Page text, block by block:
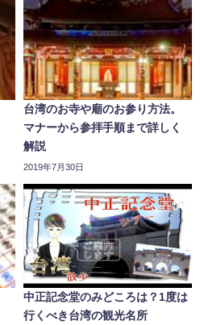
台湾のお寺や廟のお参り方法。
マナーから参拝手順まで詳しく
解説
2019年7月30日
中正記念堂のみどころは？1度は
行くべき台湾の観光名所